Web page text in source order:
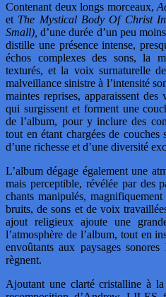
Contenant deux longs morceaux,
et The Mystical Body Of Christ
Small), d’une durée d’un peu
distille une présence intense,
échos complexes des sons, la
texturés, et la voix surnaturelle
malveillance sinistre à l’intensité
maintes reprises, apparaissent
qui surgissent et forment une
de l’album, pour y inclure des
tout en étant chargées de couches
d’une richesse et d’une diversité
L’album dégage également une
mais perceptible, révélée par des
chants manipulés,
bruits, de sons et de voix
ajout religieux ajoute une
l’atmosphère de l’album, tout en
envoûtants aux paysages
règnent.
Ajoutant une clarté cristalline à